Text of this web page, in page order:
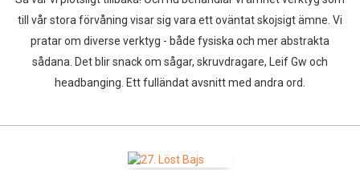
till vår stora förvåning visar sig vara ett oväntat skojsigt ämne. Vi
pratar om diverse verktyg - både fysiska och mer abstrakta
sådana. Det blir snack om sågar, skruvdragare, Leif Gw och
headbanging. Ett fulländat avsnitt med andra ord.